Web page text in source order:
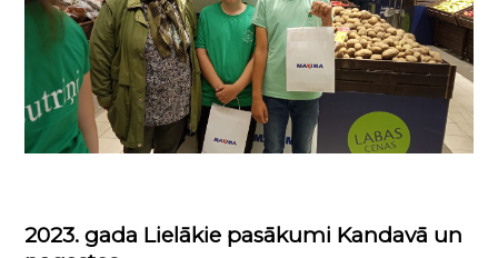
2023. gada Lielākie pasākumi Kandavā un